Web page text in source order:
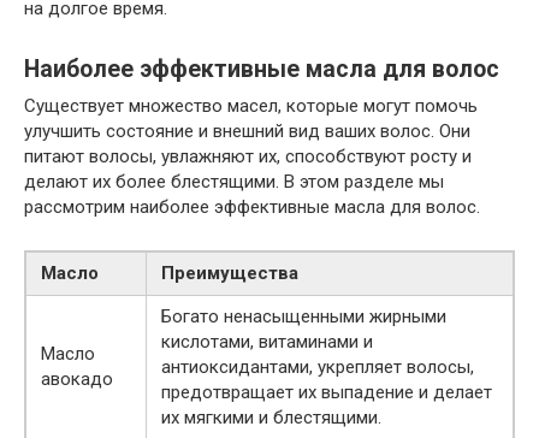
на долгое время.
Наиболее эффективные масла для волос
Существует множество масел, которые могут помочь
улучшить состояние и внешний вид ваших волос. Они
питают волосы, увлажняют их, способствуют росту и
делают их более блестящими. В этом разделе мы
рассмотрим наиболее эффективные масла для волос.
Масло Преимущества
Масло
авокадо
Богато ненасыщенными жирными
кислотами, витаминами и
антиоксидантами, укрепляет волосы,
предотвращает их выпадение и делает
их мягкими и блестящими.